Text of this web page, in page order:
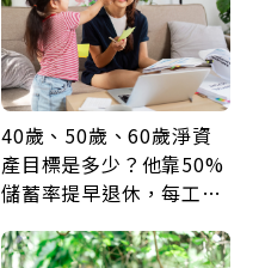
40歲、50歲、60歲淨資
產目標是多少？他靠50%
儲蓄率提早退休，每工作